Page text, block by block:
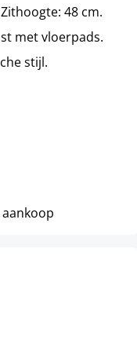
48 cm.
met vloerpads.
stijl.